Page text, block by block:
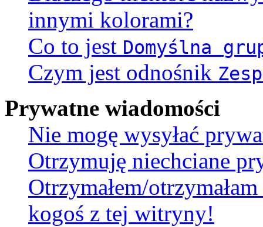
innymi kolorami?
Co to jest Domyślna
Czym jest odnośnik
Prywatne wiadomości
Nie mogę wysyłać
Otrzymuję niechciane
Otrzymałem/
kogoś z tej witryny!